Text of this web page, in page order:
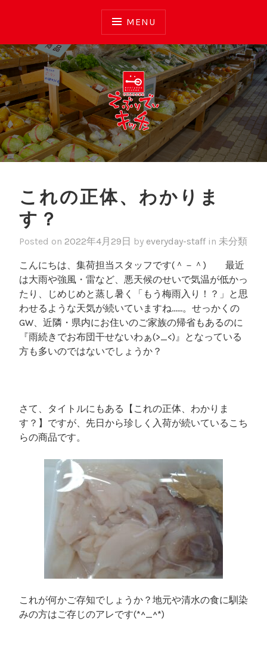
MENU
えぶりでいキッチン
これの正体、わかりま
す？
Posted on 2022年4月29日 by everyday-staff in 未分類
こんにちは、集荷担当スタッフです(＾－＾) 最近
は大雨や強風・雷など、悪天候のせいで気温が低かっ
たり、じめじめと蒸し暑く「もう梅雨入り！？」と思
わせるような天気が続いていますね……。せっかくの
GW、近隣・県内にお住いのご家族の帰省もあるのに
『雨続きでお布団干せないわぁ(>_<)』となっている
方も多いのではないでしょうか？
さて、タイトルにもある【これの正体、わかりま
す？】ですが、先日から珍しく入荷が続いているこち
らの商品です。
これが何かご存知でしょうか？地元や清水の食に馴染
みの方はご存じのアレです(*^_^*)